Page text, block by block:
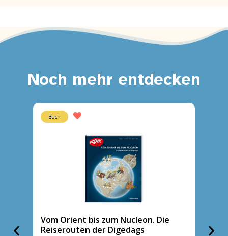
Noch mehr entdecken
Buch
Vom Orient bis zum Nucleon. Die
Reiserouten der Digedags